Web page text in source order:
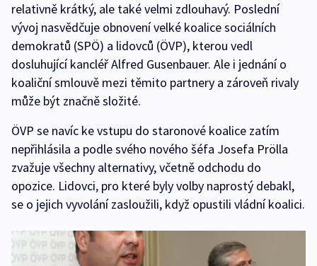
relativně krátký, ale také velmi zdlouhavý. Poslední
vývoj nasvědčuje obnovení velké koalice sociálních
demokratů (SPÖ) a lidovců (ÖVP), kterou vedl
dosluhující kancléř Alfred Gusenbauer. Ale i jednání o
koaliční smlouvě mezi těmito partnery a zároveň rivaly
může být značně složité.
ÖVP se navíc ke vstupu do staronové koalice zatím
nepřihlásila a podle svého nového šéfa Josefa Prölla
zvažuje všechny alternativy, včetně odchodu do
opozice. Lidovci, pro které byly volby naprostý debakl,
se o jejich vyvolání zasloužili, když opustili vládní koalici.